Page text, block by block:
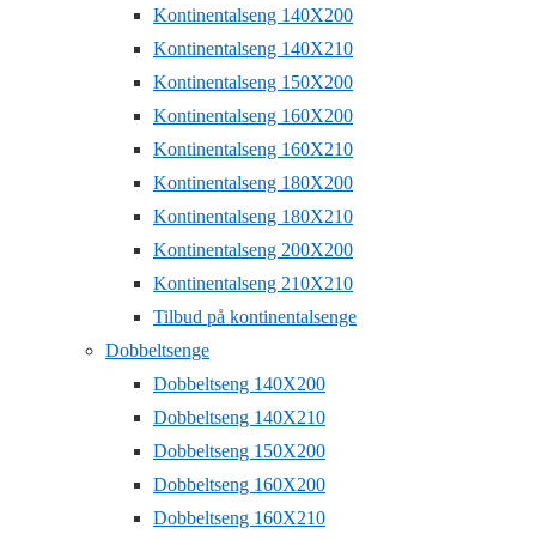
Kontinentalseng 140X200
Kontinentalseng 140X210
Kontinentalseng 150X200
Kontinentalseng 160X200
Kontinentalseng 160X210
Kontinentalseng 180X200
Kontinentalseng 180X210
Kontinentalseng 200X200
Kontinentalseng 210X210
Tilbud på kontinentalsenge
Dobbeltsenge
Dobbeltseng 140X200
Dobbeltseng 140X210
Dobbeltseng 150X200
Dobbeltseng 160X200
Dobbeltseng 160X210